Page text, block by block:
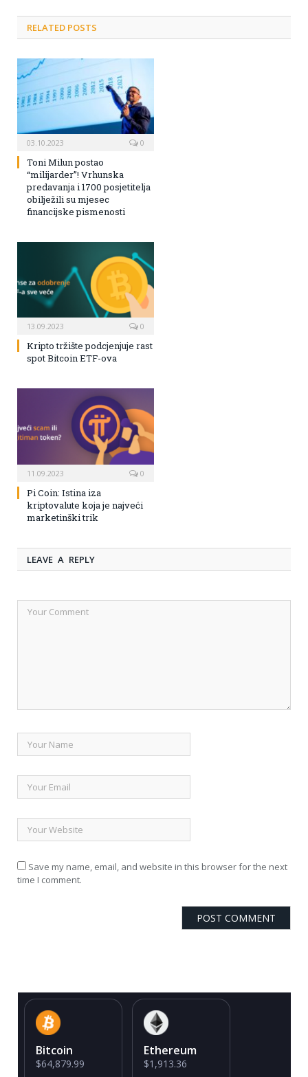
RELATED POSTS
03.10.2023 0
Toni Milun postao
“milijarder”! Vrhunska
predavanja i 1700 posjetitelja
obilježili su mjesec
financijske pismenosti
13.09.2023 0
Kripto tržište podcjenjuje rast
spot Bitcoin ETF-ova
11.09.2023 0
Pi Coin: Istina iza
kriptovalute koja je najveći
marketinški trik
LEAVE A REPLY
Save my name, email, and website in this browser for the next
time I comment.
Bitcoin
$64,879.99
Ethereum
$1,913.36